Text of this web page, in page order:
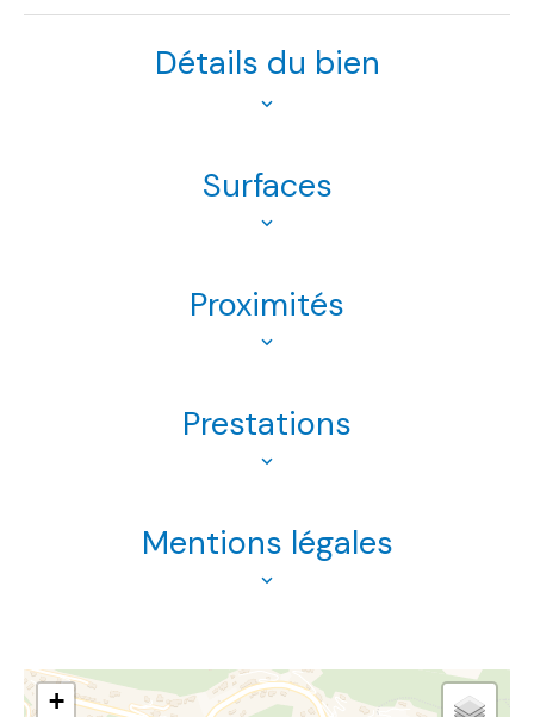
Détails du bien
Surfaces
Proximités
Prestations
Mentions légales
+